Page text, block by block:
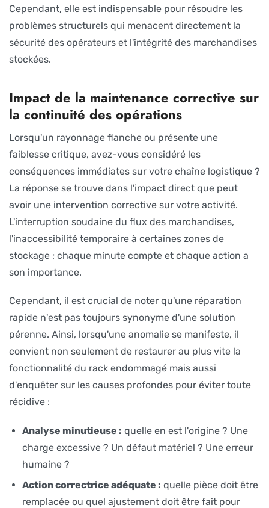
Cependant, elle est indispensable pour résoudre les
problèmes structurels qui menacent directement la
sécurité des opérateurs et l'intégrité des marchandises
stockées.
Impact de la maintenance corrective sur
la continuité des opérations
Lorsqu'un rayonnage flanche ou présente une
faiblesse critique, avez-vous considéré les
conséquences immédiates sur votre chaîne logistique ?
La réponse se trouve dans l'impact direct que peut
avoir une intervention corrective sur votre activité.
L'interruption soudaine du flux des marchandises,
l'inaccessibilité temporaire à certaines zones de
stockage ; chaque minute compte et chaque action a
son importance.
Cependant, il est crucial de noter qu'une réparation
rapide n'est pas toujours synonyme d'une solution
pérenne. Ainsi, lorsqu'une anomalie se manifeste, il
convient non seulement de restaurer au plus vite la
fonctionnalité du rack endommagé mais aussi
d'enquêter sur les causes profondes pour éviter toute
récidive :
Analyse minutieuse : quelle en est l'origine ? Une
charge excessive ? Un défaut matériel ? Une erreur
humaine ?
Action correctrice adéquate : quelle pièce doit être
remplacée ou quel ajustement doit être fait pour